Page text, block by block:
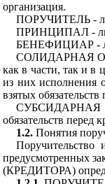
организация.
ПОРУЧИТЕЛЬ -
ПРИНЦИПАЛ -
БЕНЕФИЦИАР -
СОЛИДАРНАЯ
как в части, так и в
из них исполнения
взятых
обязательств перед
1.2.Понятия
Поручительство
предусмотренных
(КРЕДИТОРА)